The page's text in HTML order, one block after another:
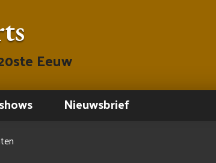
Eeuw
Nieuwsbrief